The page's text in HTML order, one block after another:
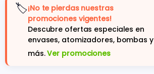
🏷️¡No te pierdas nuestras
promociones vigentes!
Descubre ofertas especiales en
envases, atomizadores, bombas y
más.Ver promociones